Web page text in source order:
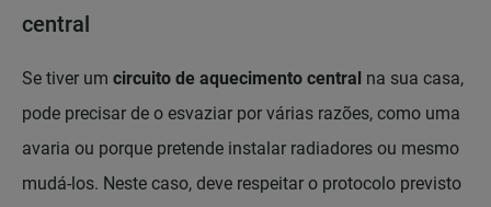
central
Se tiver um circuito de aquecimento central na sua casa,
pode precisar de o esvaziar por várias razões, como uma
avaria ou porque pretende instalar radiadores ou mesmo
mudá-los. Neste caso, deve respeitar o protocolo previsto